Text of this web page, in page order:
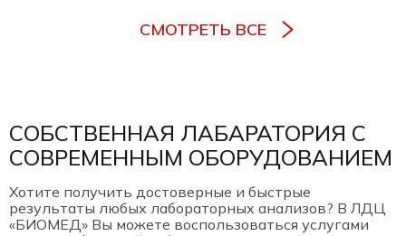
СМОТРЕТЬ ВСЕ
СОБСТВЕННАЯ ЛАБАРАТОРИЯ С
СОВРЕМЕННЫМ ОБОРУДОВАНИЕМ
Хотите получить достоверные и быстрые
результаты любых лабораторных анализов? В ЛДЦ
«БИОМЕД» Вы можете воспользоваться услугами